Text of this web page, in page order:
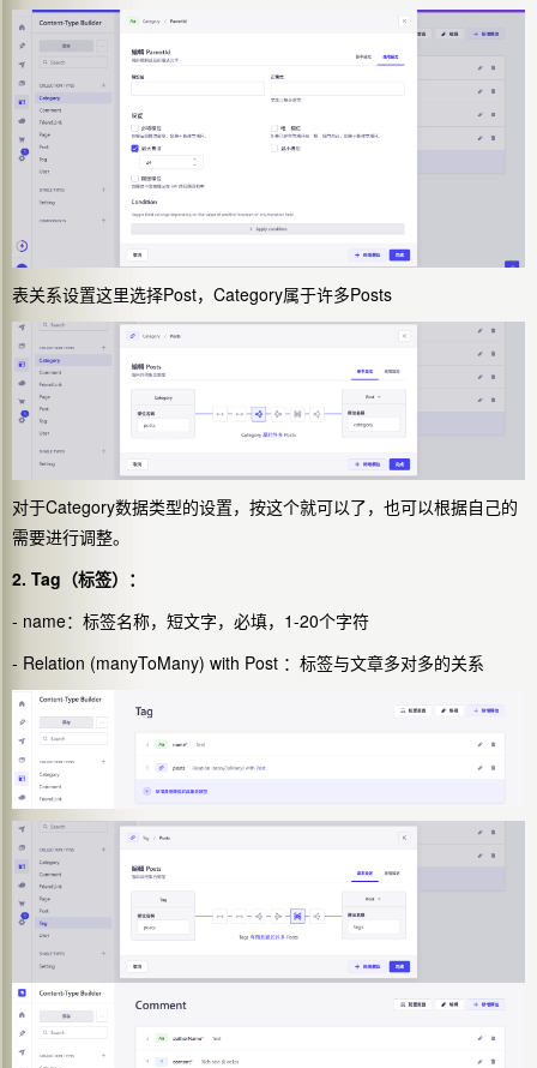
表关系设置这里选择Post，Category属于许多Posts
对于Category数据类型的设置，按这个就可以了，也可以根据自己的
需要进行调整。
2. Tag（标签）：
- name：标签名称，短文字，必填，1-20个字符
- Relation (manyToMany) with Post ：标签与文章多对多的关系